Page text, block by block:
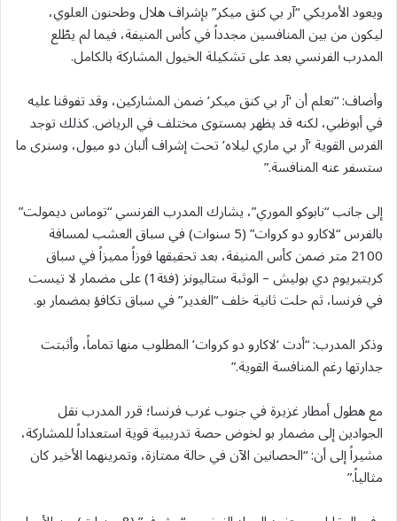
ويعود الأمريكي “آر بي كنق ميكر” بإشراف هلال وطحنون العلوي،
ليكون من بين المنافسين مجدداً في كأس المنيفة، فيما لم يطّلع
المدرب الفرنسي بعد على تشكيلة الخيول المشاركة بالكامل.
وأضاف: “نعلم أن ‘آر بي كنق ميكر’ ضمن المشاركين، وقد تفوقنا عليه
في أبوظبي، لكنه قد يظهر بمستوى مختلف في الرياض. كذلك توجد
الفرس القوية ‘آر بي ماري ليلاه’ تحت إشراف ألبان دو ميول، وسنرى ما
ستسفر عنه المنافسة.”
إلى جانب “نابوكو الموري”، يشارك المدرب الفرنسي “توماس ديمولت”
بالفرس “لاكارو دو كروات” (5 سنوات) في سباق العشب لمسافة
2100 متر ضمن كأس المنيفة، بعد تحقيقها فوزاً مميزاً في سباق
كريتيريوم دي بوليش – الوثبة ستاليونز (فئة1) على مضمار لا تيست
في فرنسا، ثم حلت ثانية خلف “الغدير” في سباق تكافؤ بمضمار بو.
وذكر المدرب: “أدت ‘لاكارو دو كروات’ المطلوب منها تماماً، وأثبتت
جدارتها رغم المنافسة القوية.”
مع هطول أمطار غزيرة في جنوب غرب فرنسا؛ قرر المدرب نقل
الجوادين إلى مضمار بو لخوض حصة تدريبية قوية استعداداً للمشاركة،
مشيراً إلى أن: “الحصانين الآن في حالة ممتازة، وتمرينهما الأخير كان
مثالياً.”